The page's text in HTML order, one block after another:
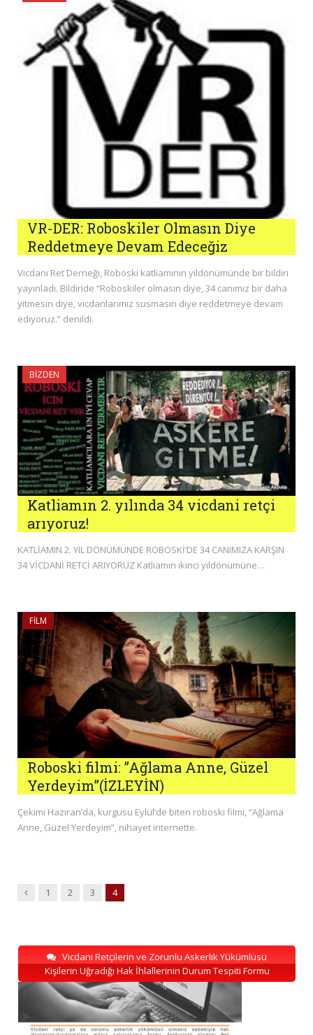
VR-DER: Roboskiler Olmasın Diye
Reddetmeye Devam Edeceğiz
Vicdani Ret Derneği, Roboski katliamının yıldönümünde bir bildiri
yayınladı. Bildiride “Roboskiler olmasın diye, 34 canımız bir daha
yitmesin diye, vicdanlarımız susmasın diye reddetmeye devam
ediyoruz.” denildi.
BIZDEN
Katliamın 2. yılında 34 vicdani retçi
arıyoruz!
KATLİAMIN 2. YIL DÖNÜMÜNDE ROBOSKİ’DE 34 CANIMIZA KARŞIN
34 VİCDANİ RETCİ ARIYORUZ Katliamın ikinci yıldönümüne…
FILM
Roboski filmi: ”Ağlama Anne, Güzel
Yerdeyim”(İZLEYİN)
Çekimi Haziran’da, kurgusu Eylül’de biten roboski filmi, “Ağlama
Anne, Güzel Yerdeyim”, nihayet internette.
Previous
1 2 3 4
Vicdani Retçilerin ve Zorunlu Askerlik Yükümlüsü
Kişilerin Uğradığı Hak İhlallerinin Durum Tespiti Formu